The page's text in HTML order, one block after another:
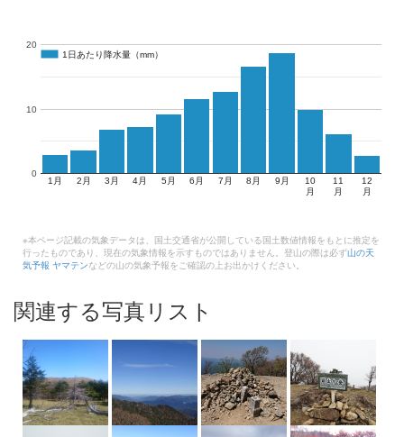
1月 2月 3月 4月 5月 6月 7月 8月 9月
10
月
11
月
12
月
0
10
20
1日あたり降水量（mm）
1日あたり降水量（mm）
※本ページ記載の気象データは、国土交通省が公開している国土数値情報をもとに推定を
行ったものであり、現在の気象情報を示すものではありません。登山の際は必ず山の天
気予報 ヤマテンなどの山の気象予報をご確認の上お出かけください。
関連する写真リスト